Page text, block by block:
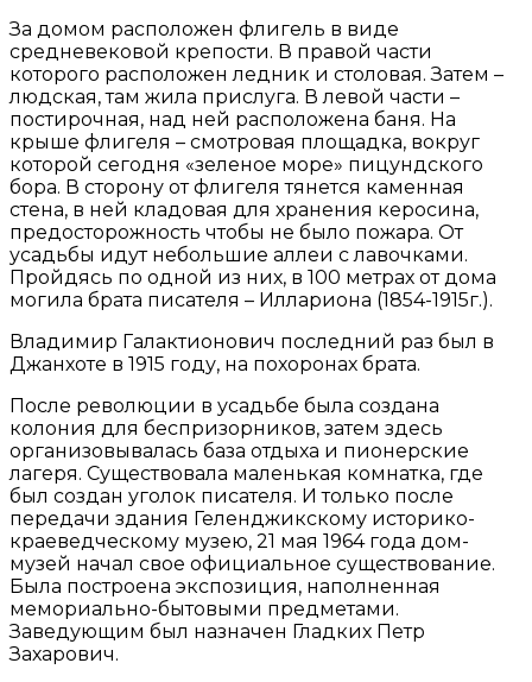
За домом расположен флигель в виде
средневековой крепости. В правой части
которого расположен ледник и столовая. Затем –
людская, там жила прислуга. В левой части –
постирочная, над ней расположена баня. На
крыше флигеля – смотровая площадка, вокруг
которой сегодня «зеленое море» пицундского
бора. В сторону от флигеля тянется каменная
стена, в ней кладовая для хранения керосина,
предосторожность чтобы не было пожара. От
усадьбы идут небольшие аллеи с лавочками.
Пройдясь по одной из них, в 100 метрах от дома
могила брата писателя – Иллариона (1854-1915г.).
Владимир Галактионович последний раз был в
Джанхоте в 1915 году, на похоронах брата.
После революции в усадьбе была создана
колония для беспризорников, затем здесь
организовывалась база отдыха и пионерские
лагеря. Существовала маленькая комнатка, где
был создан уголок писателя. И только после
передачи здания Геленджикскому историко-
краеведческому музею, 21 мая 1964 года дом-
музей начал свое официальное существование.
Была построена экспозиция, наполненная
мемориально-бытовыми предметами.
Заведующим был назначен Гладких Петр
Захарович.